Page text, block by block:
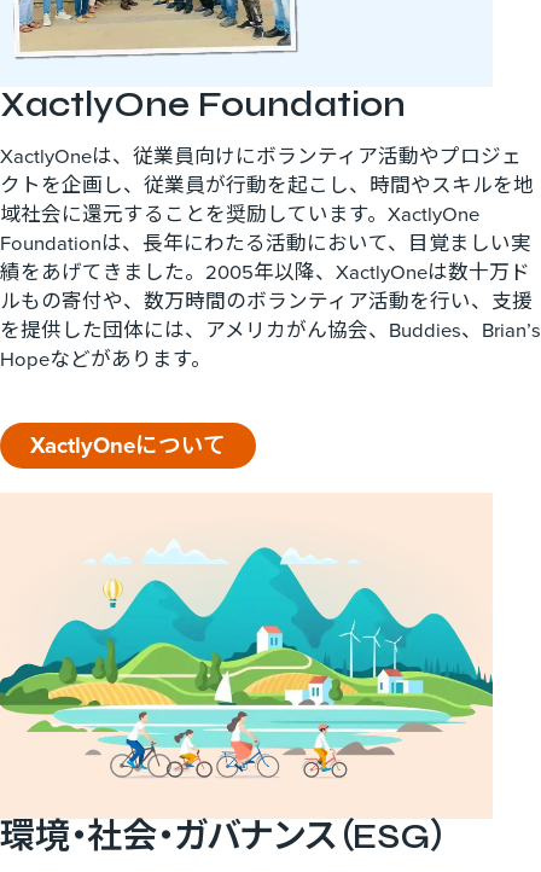
XactlyOne Foundation
XactlyOneは、従業員向けにボランティア活動やプロジェ
クトを企画し、従業員が行動を起こし、時間やスキルを地
域社会に還元することを奨励しています。XactlyOne
Foundationは、長年にわたる活動において、目覚ましい実
績をあげてきました。2005年以降、XactlyOneは数十万ド
ルもの寄付や、数万時間のボランティア活動を行い、支援
を提供した団体には、アメリカがん協会、Buddies、Brian’s
Hopeなどがあります。
XactlyOneについて
環境・社会・ガバナンス​（ESG）